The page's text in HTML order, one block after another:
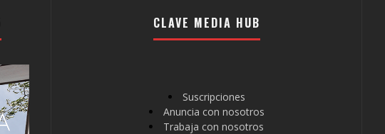
CLAVE MEDIA HUB
Suscripciones
Anuncia con nosotros
Trabaja con nosotros